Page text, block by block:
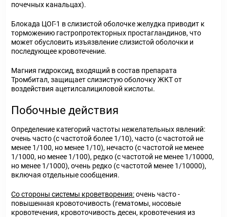
почечных канальцах).
Блокада ЦОГ-1 в слизистой оболочке желудка приводит к
торможению гастропротекторных простагландинов, что
может обусловить изъязвление слизистой оболочки и
последующее кровотечение.
Магния гидроксид, входящий в состав препарата
Тромбитал, защищает слизистую оболочку ЖКТ от
воздействия ацетилсалициловой кислоты.
Побочные действия
Определение категорий частоты нежелательных явлений:
очень часто (с частотой более 1/10), часто (с частотой не
менее 1/100, но менее 1/10), нечасто (с частотой не менее
1/1000, но менее 1/100), редко (с частотой не менее 1/10000,
но менее 1/1000), очень редко (с частотой менее 1/10000),
включая отдельные сообщения.
Со стороны системы кроветворения:очень часто -
повышенная кровоточивость (гематомы, носовые
кровотечения, кровоточивость десен, кровотечения из